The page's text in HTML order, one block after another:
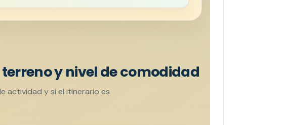
y nivel de comodidad
actividad y si el itinerario es